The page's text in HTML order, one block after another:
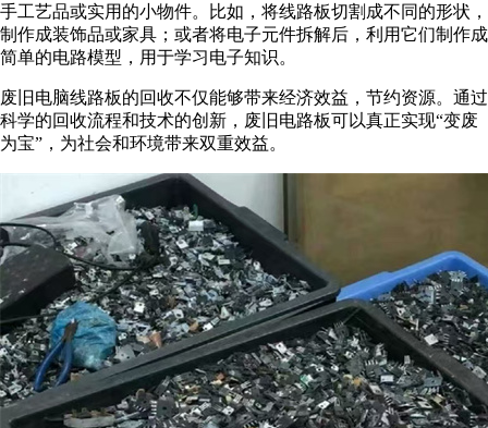
手工艺品或实用的小物件。比如，将线路板切割成不同的形状，
制作成装饰品或家具；或者将电子元件拆解后，利用它们制作成
简单的电路模型，用于学习电子知识。
废旧电脑线路板的回收不仅能够带来经济效益，节约资源。通过
科学的回收流程和技术的创新，废旧电路板可以真正实现“变废
为宝”，为社会和环境带来双重效益。